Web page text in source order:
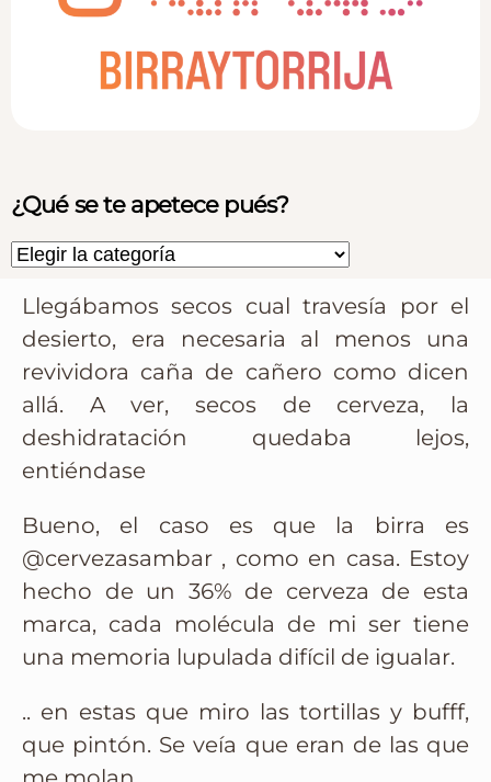
Llegábamos secos cual travesía por el
desierto, era necesaria al menos una
revividora caña de cañero como dicen
allá. A ver, secos de cerveza, la
deshidratación quedaba lejos,
entiéndase
Bueno, el caso es que la birra es
@cervezasambar , como en casa. Estoy
hecho de un 36% de cerveza de esta
marca, cada molécula de mi ser tiene
una memoria lupulada difícil de igualar.
.. en estas que miro las tortillas y bufff,
que pintón. Se veía que eran de las que
¿Qué se te apetece pués?